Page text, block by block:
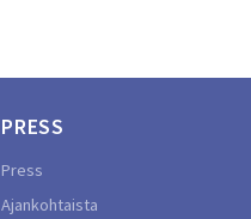
PRESS
Press
Ajankohtaista